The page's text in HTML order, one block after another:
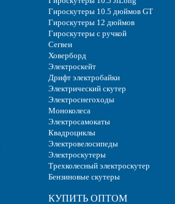
Гироскутеры 10.5 дюймов GT
Гироскутеры 12 дюймов
Гироскутеры с ручкой
Сегвеи
Ховерборд
Электроскейт
Дрифт электробайки
Электрический скутер
Электроснегоходы
Моноколеса
Электросамокаты
Квадроциклы
Электровелосипеды
Электроскутеры
Трехколесный электроскутер
Бензиновые скутеры
КУПИТЬ ОПТОМ